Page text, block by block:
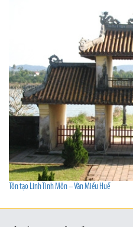
Tôn tạo Linh Tinh Môn – Văn Miếu Huế